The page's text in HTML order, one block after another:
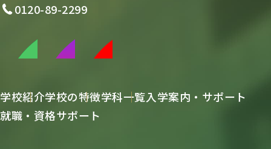
0120-89-2299
学校紹介学校の特徴学科一覧入学案内・サポート
就職・資格サポート